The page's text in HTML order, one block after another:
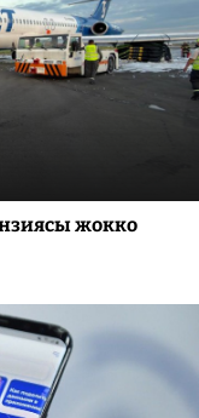
жокко